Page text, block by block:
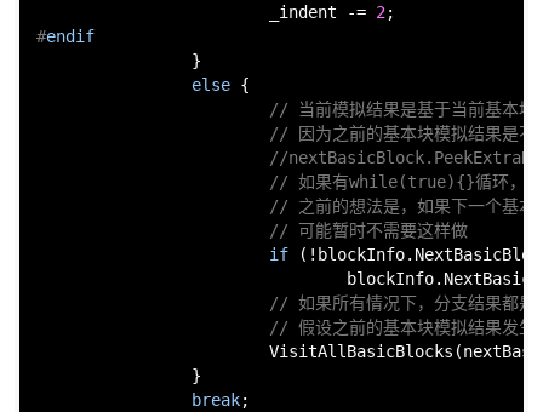
_indent -= 2
#endif
}
else {
// 当前模拟结果是基于当前基本块
// 因为之前的基本块模拟结果是
//
// 如果有while(true){}循环，这
// 之前的想法是，如果下一个基本
// 可能暂时不需要这样做
if
// 如果所有情况下，分支结果都是
// 假设之前的基本块模拟结果发生
}
break;